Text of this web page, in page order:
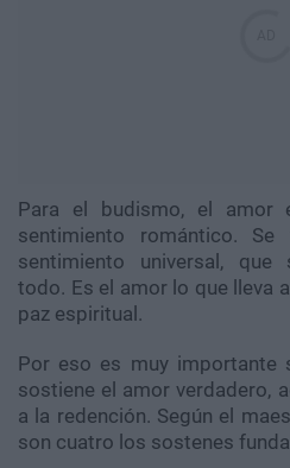
Para el budismo, el amor
sentimiento romántico.
sentimiento universal, que
todo. Es el amor lo que lleva
paz espiritual.
Por eso es muy importante
sostiene el amor verdadero,
a la redención. Según el
son cuatro los sostenes